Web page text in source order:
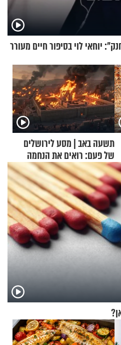
יוחאי לוי בסיפור חיים מעורר
תשעה באב | מסע לירושלים
של פעם: רואים את הנחמה